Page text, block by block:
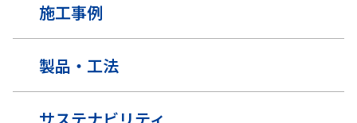
施工事例
製品・工法